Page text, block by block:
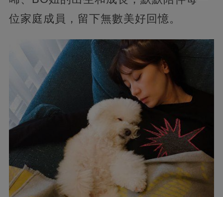
位家庭成員，留下無數美好回憶。